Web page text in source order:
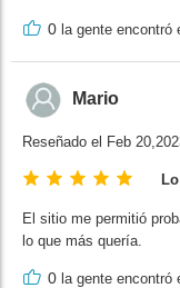
0 la gente encontró
Mario
Reseñado el Feb
El sitio me permitió
lo que más quería.
0 la gente encontró